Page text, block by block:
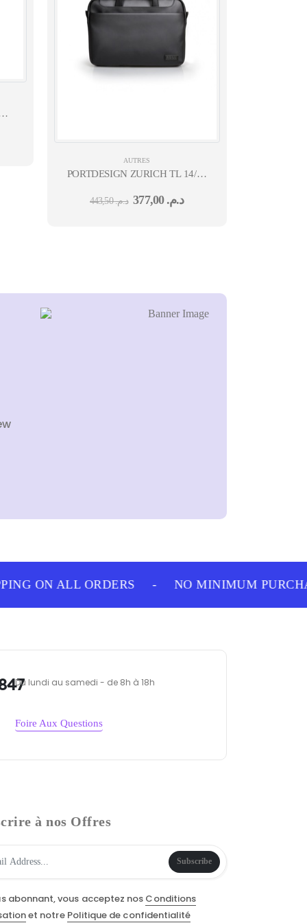
MOUSE - GRAPHITE - BT - N/A - EMEA28I-
AUTRES
PORTDESIGN ZURICH TL 14/15
د.م.443,50 د.م. 377,00
ON ALL ORDERS NO MINIMUM
Du lundi au samedi - de 8h à 18h
Foire Aux Questions
à nos Offres
Subscribe
abonnant, vous acceptez nos Conditions
et notre Politique de confidentialité